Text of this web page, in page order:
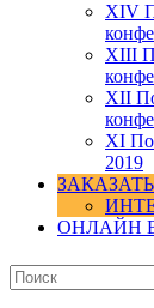
ХIV
ХIII
ХII
XI
2019
ЗАКАЗАТЬ
ОНЛАЙН